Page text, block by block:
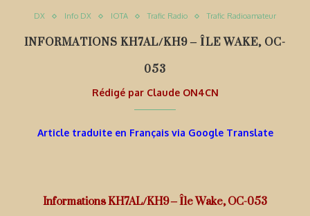
DX Info DX IOTA Trafic Radio Trafic Radioamateur
INFORMATIONS KH7AL/KH9 – ÎLE WAKE, OC-
053
Rédigé par Claude ON4CN
Article traduite en Français via Google Translate
Informations KH7AL/KH9 – Île Wake, OC-053